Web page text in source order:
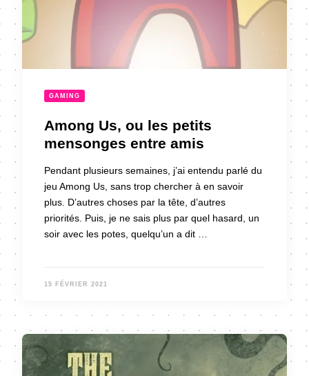
GAMING
Among Us, ou les petits
mensonges entre amis
Pendant plusieurs semaines, j’ai entendu parlé du
jeu Among Us, sans trop chercher à en savoir
plus. D’autres choses par la tête, d’autres
priorités. Puis, je ne sais plus par quel hasard, un
soir avec les potes, quelqu’un a dit …
15 FÉVRIER 2021